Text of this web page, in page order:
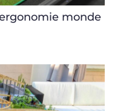
monde